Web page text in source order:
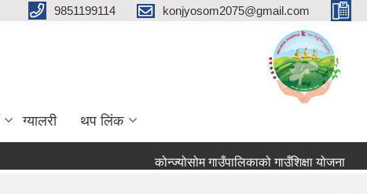
9851199114 konjyosom2075@gmail.com
ग्यालरी थप लिंक
कोन्ज्योसोम गाउँपालिकाको गाउँशिक्षा योजना